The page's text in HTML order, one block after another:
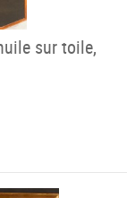
sur toile,